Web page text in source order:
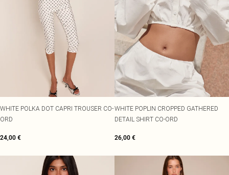
WHITE POLKA DOT CAPRI TROUSER CO-
ORD
24,00 €
WHITE POPLIN CROPPED GATHERED
DETAIL SHIRT CO-ORD
26,00 €